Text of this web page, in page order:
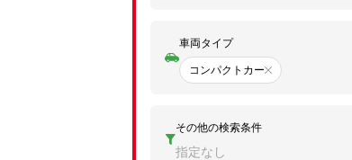
車両タイプ
コンパクトカー
その他の検索条件
指定なし